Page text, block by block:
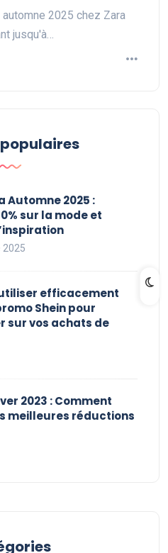
2025 chez Zara
jusqu'à…
Automne 2025 :
sur la mode et
2025
efficacement
Shein pour
sur vos achats de
2023 : Comment
meilleures réductions